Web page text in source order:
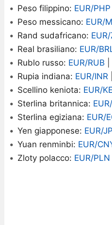
Peso filippino: EUR/PHP
Peso messicano: EUR/
Rand sudafricano:
Real brasiliano: EUR/
Rublo russo: EUR/RUB
Rupia indiana: EUR/INR
Scellino keniota: EUR/
Sterlina britannica:
Sterlina egiziana: EUR/
Yen giapponese: EUR/
Yuan renminbi: EUR/
Zloty polacco: EUR/PLN